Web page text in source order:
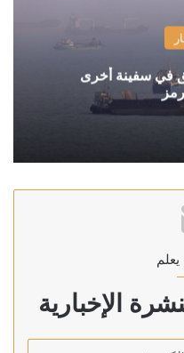
في سفينة أخرى
الإخبارية